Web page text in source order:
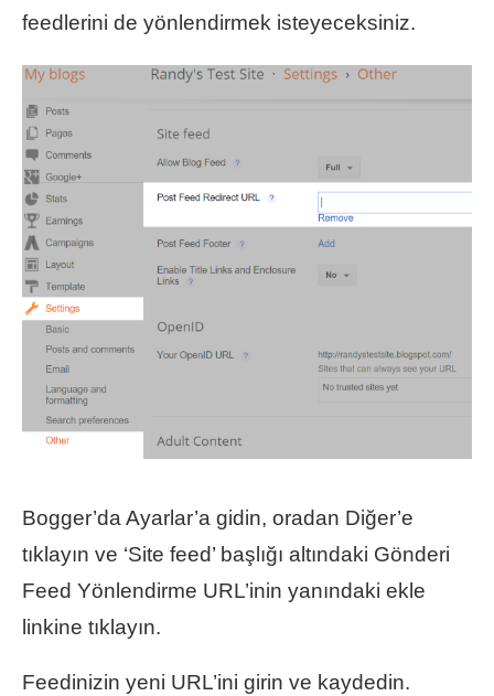
feedlerini de yönlendirmek isteyeceksiniz.
Bogger’da Ayarlar’a gidin, oradan Diğer’e
tıklayın ve ‘Site feed’ başlığı altındaki Gönderi
Feed Yönlendirme URL’inin yanındaki ekle
linkine tıklayın.
Feedinizin yeni URL’ini girin ve kaydedin.